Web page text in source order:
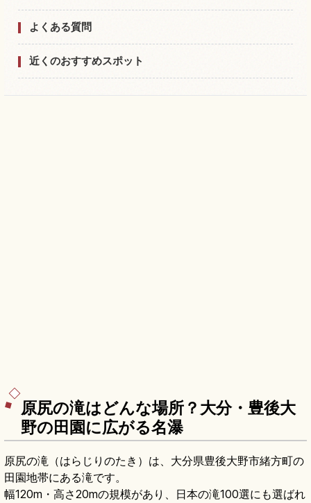
よくある質問
近くのおすすめスポット
原尻の滝はどんな場所？大分・豊後大
野の田園に広がる名瀑
原尻の滝（はらじりのたき）は、大分県豊後大野市緒方町の
田園地帯にある滝です。
幅120m・高さ20mの規模があり、日本の滝100選にも選ばれ